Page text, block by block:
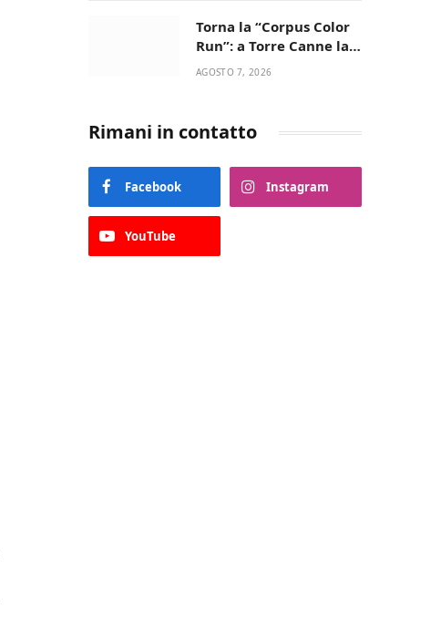
Torna la “Corpus Color
Run”: a Torre Canne la
corsa più allegra e
AGOSTO 7, 2026
Rimani in contatto
Facebook Instagram
YouTube